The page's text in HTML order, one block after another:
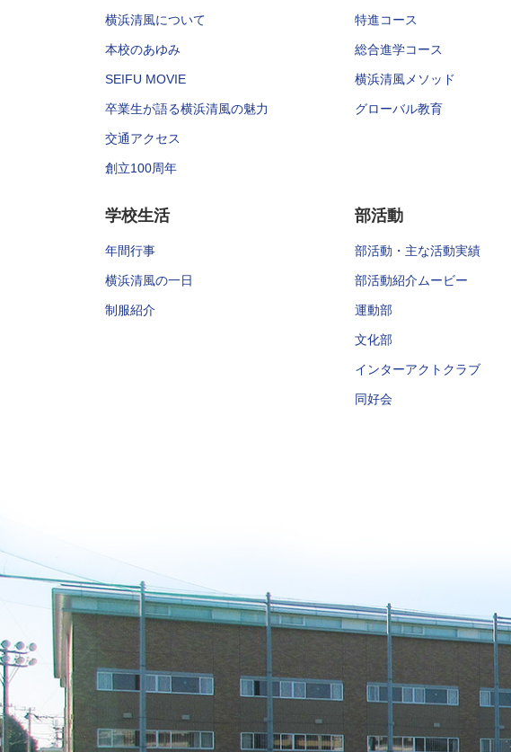
横浜清風について
本校のあゆみ
SEIFU MOVIE
卒業生が語る横浜清風の魅力
交通アクセス
創立100周年
特進コース
総合進学コース
横浜清風メソッド
グローバル教育
学校生活
年間行事
横浜清風の一日
制服紹介
部活動
部活動・主な活動実績
部活動紹介ムービー
運動部
文化部
インターアクトクラブ
同好会